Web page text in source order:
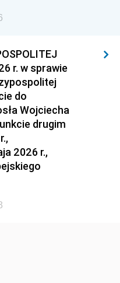
r. w sprawie
do
Wojciecha
drugim
2026 r.,